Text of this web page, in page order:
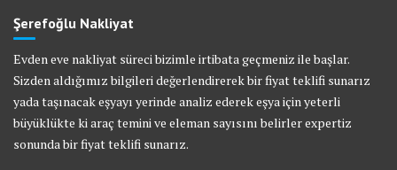
Şerefoğlu Nakliyat
Evden eve nakliyat süreci bizimle irtibata geçmeniz ile başlar.
Sizden aldığımız bilgileri değerlendirerek bir fiyat teklifi sunarız
yada taşınacak eşyayı yerinde analiz ederek eşya için yeterli
büyüklükte ki araç temini ve eleman sayısını belirler expertiz
sonunda bir fiyat teklifi sunarız.